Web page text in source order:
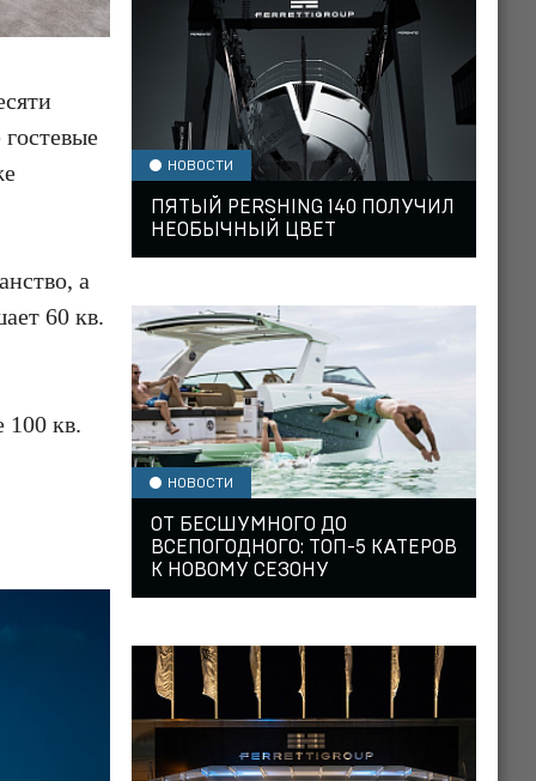
а
60 кв.
100 кв.
НОВОСТИ
ПЯТЫЙ PERSHING 140 ПОЛУЧИЛ
НЕОБЫЧНЫЙ ЦВЕТ
НОВОСТИ
ОТ БЕСШУМНОГО ДО
ВСЕПОГОДНОГО: ТОП-5 КАТЕРОВ
К НОВОМУ СЕЗОНУ